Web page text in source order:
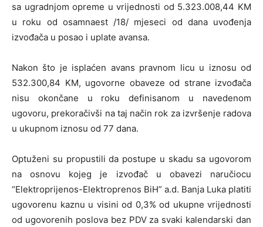
sa ugradnjom opreme u vrijednosti od 5.323.008,44 KM
u roku od osamnaest /18/ mjeseci od dana uvođenja
izvođača u posao i uplate avansa.
Nakon što je isplaćen avans pravnom licu u iznosu od
532.300,84 KM, ugovorne obaveze od strane izvođača
nisu okončane u roku definisanom u navedenom
ugovoru, prekoračivši na taj način rok za izvršenje radova
u ukupnom iznosu od 77 dana.
Optuženi su propustili da postupe u skadu sa ugovorom
na osnovu kojeg je izvođač u obavezi naručiocu
“Elektroprijenos-Elektroprenos BiH” a.d. Banja Luka platiti
ugovorenu kaznu u visini od 0,3% od ukupne vrijednosti
od ugovorenih poslova bez PDV za svaki kalendarski dan